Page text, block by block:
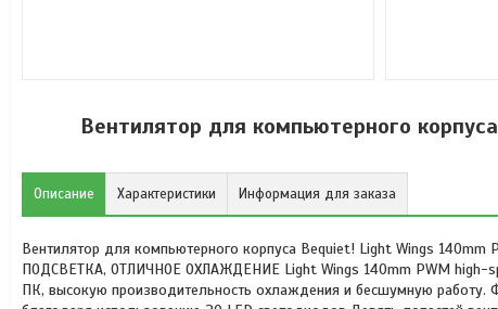
Вентилятор для компьютерного
Описание Характеристики Информация для заказа
Вентилятор для компьютерного корпуса Bequiet! Light Wings
ПОДСВЕТКА, ОТЛИЧНОЕ ОХЛАЖДЕНИЕ Light Wings 140mm PWM high-
ПК, высокую производительность охлаждения и бесшумную работу.